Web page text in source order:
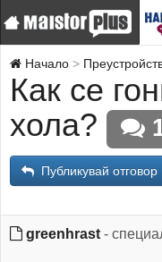
Начало
Как се
хола?
Публикувай отговор
greenhrast -